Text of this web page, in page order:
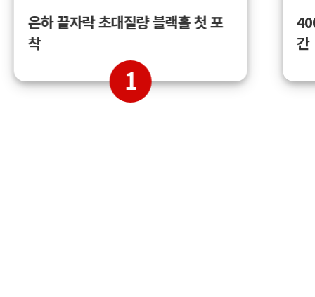
은하 끝자락 초대질량 블랙홀 첫 포
착
1
간